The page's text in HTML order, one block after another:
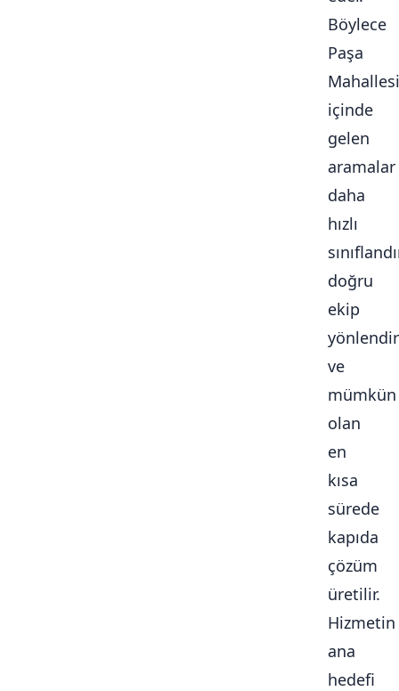
Böylece
Paşa
Mahallesi
içinde
gelen
aramalar
daha
hızlı
doğru
ekip
ve
mümkün
olan
en
kısa
sürede
kapıda
çözüm
üretilir.
Hizmetin
ana
hedefi